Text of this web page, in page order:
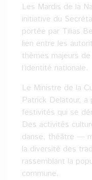
Les Mardis de la
initiative du
portée par Tilias
lien entre les
thèmes majeurs
l’identité nationale.
Le Ministre de la
Patrick Delatour,
festivités qui se
Des activités
danse, théâtre —
la diversité des
rassemblant la
commune.